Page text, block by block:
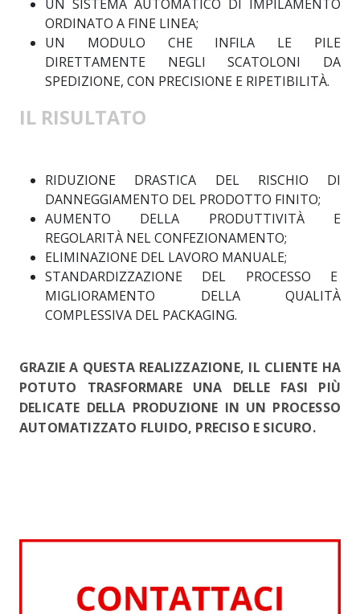
UN SISTEMA AUTOMATICO DI IMPILAMENTO
ORDINATO A FINE LINEA;
UN MODULO CHE INFILA LE PILE
DIRETTAMENTE NEGLI SCATOLONI DA
SPEDIZIONE, CON PRECISIONE E RIPETIBILITÀ.
IL RISULTATO
RIDUZIONE DRASTICA DEL RISCHIO DI
DANNEGGIAMENTO DEL PRODOTTO FINITO;
AUMENTO DELLA PRODUTTIVITÀ E
REGOLARITÀ NEL CONFEZIONAMENTO;
ELIMINAZIONE DEL LAVORO MANUALE;
STANDARDIZZAZIONE DEL PROCESSO E
MIGLIORAMENTO DELLA QUALITÀ
COMPLESSIVA DEL PACKAGING.
GRAZIE A QUESTA REALIZZAZIONE, IL CLIENTE HA
POTUTO TRASFORMARE UNA DELLE FASI PIÙ
DELICATE DELLA PRODUZIONE IN UN PROCESSO
AUTOMATIZZATO FLUIDO, PRECISO E SICURO.